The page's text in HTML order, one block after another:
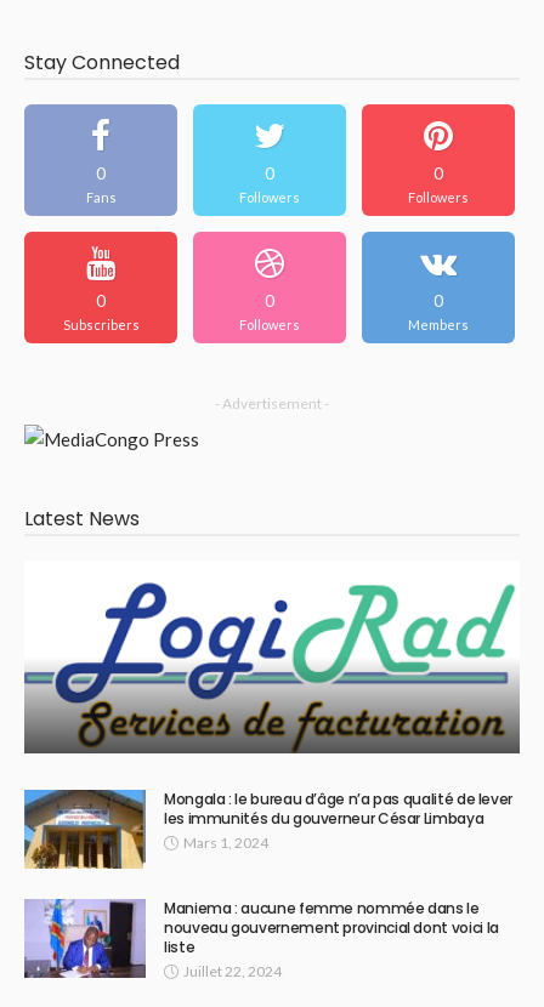
Stay Connected
0
Fans
0
Followers
0
Followers
0
Subscribers
0
Followers
0
Members
- Advertisement -
Latest News
Mongala : le bureau d’âge n’a pas qualité de lever
les immunités du gouverneur César Limbaya
Mars 1, 2024
Maniema : aucune femme nommée dans le
nouveau gouvernement provincial dont voici la
liste
Juillet 22, 2024